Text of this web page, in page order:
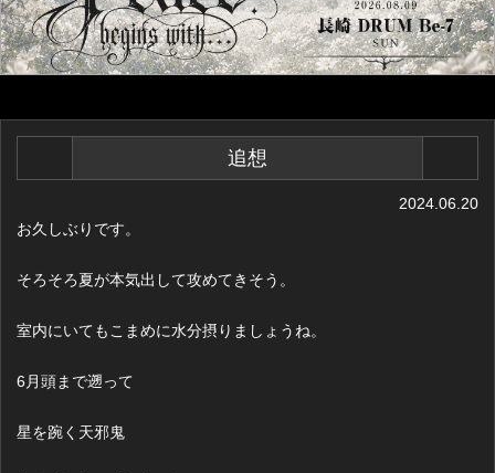
追想
2024.06.20
お久しぶりです。
そろそろ夏が本気出して攻めてきそう。
室内にいてもこまめに水分摂りましょうね。
6月頭まで遡って
星を踠く天邪鬼